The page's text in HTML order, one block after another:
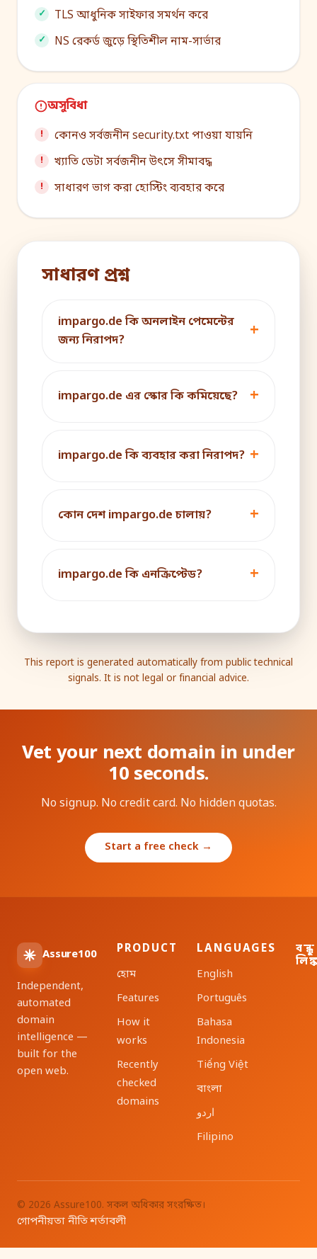
TLS আধুনিক সাইফার সমর্থন করে
NS রেকর্ড জুড়ে স্থিতিশীল নাম-সার্ভার
অসুবিধা
কোনও সর্বজনীন security.txt পাওয়া যায়নি
খ্যাতি ডেটা সর্বজনীন উৎসে সীমাবদ্ধ
সাধারণ ভাগ করা হোস্টিং ব্যবহার করে
সাধারণ প্রশ্ন
impargo.de কি অনলাইন পেমেন্টের
জন্য নিরাপদ?
impargo.de এর স্কোর কি কমিয়েছে?
impargo.de কি ব্যবহার করা নিরাপদ?
কোন দেশ impargo.de চালায়?
impargo.de কি এনক্রিপ্টেড?
This report is generated automatically from public technical
signals. It is not legal or financial advice.
Vet your next domain in under
10 seconds.
No signup. No credit card. No hidden quotas.
Start a free check →
Assure100
Independent,
automated
domain
intelligence —
built for the
open web.
PRODUCT
হোম
Features
How it
works
Recently
checked
domains
LANGUAGES
English
Português
Bahasa
Indonesia
Tiếng Việt
বাংলা
اردو
Filipino
বন্ধু
© 2026 Assure100. সকল অধিকার সংরক্ষিত।
গোপনীয়তা নীতি·শর্তাবলী